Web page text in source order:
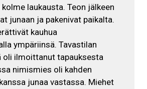
laukausta. Teon jälkeen
junaan ja pakenivat paikalta.
kauhua
ympäriinsä. Tavastilan
oli ilmoittanut tapauksesta
nimismies oli kahden
junaa vastassa. Miehet